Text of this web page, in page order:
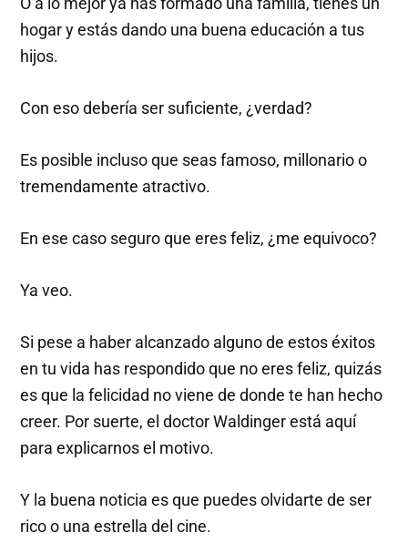
hogar y estás dando una buena educación a tus
hijos.
Con eso debería ser suficiente, ¿verdad?
Es posible incluso que seas famoso, millonario o
tremendamente atractivo.
En ese caso seguro que eres feliz, ¿me equivoco?
Ya veo.
Si pese a haber alcanzado alguno de estos éxitos
en tu vida has respondido que no eres feliz, quizás
es que la felicidad no viene de donde te han hecho
creer. Por suerte, el doctor Waldinger está aquí
para explicarnos el motivo.
Y la buena noticia es que puedes olvidarte de ser
rico o una estrella del cine.